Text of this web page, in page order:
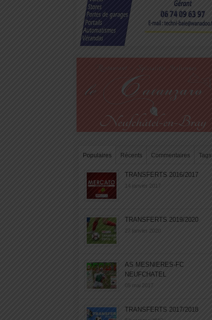
Populaires Récents Commentaires Tags
TRANSFERTS 2016/2017
14 janvier 2017
TRANSFERTS 2019/2020
27 janvier 2020
AS MESNIERES-FC
NEUFCHATEL
05 mai 2017
TRANSFERTS 2017/2018